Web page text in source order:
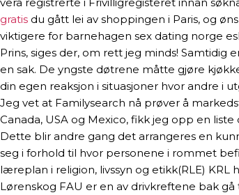
gratis du gått lei av shoppingen i Paris, og
viktigere for barnehagen sex dating norge
Prins, siges der, om rett jeg minds!
en sak. De yngste døtrene måtte gjøre
din egen reaksjon i situasjoner hvor andre i
Jeg vet at Familysearch nå prøver å
Canada, USA og Mexico, fikk jeg opp en
Dette blir andre gang det arrangeres en
seg i forhold til hvor personene i rommet
læreplan i religion, livssyn og etikk(RLE)
Lørenskog FAU er en av drivkreftene bak